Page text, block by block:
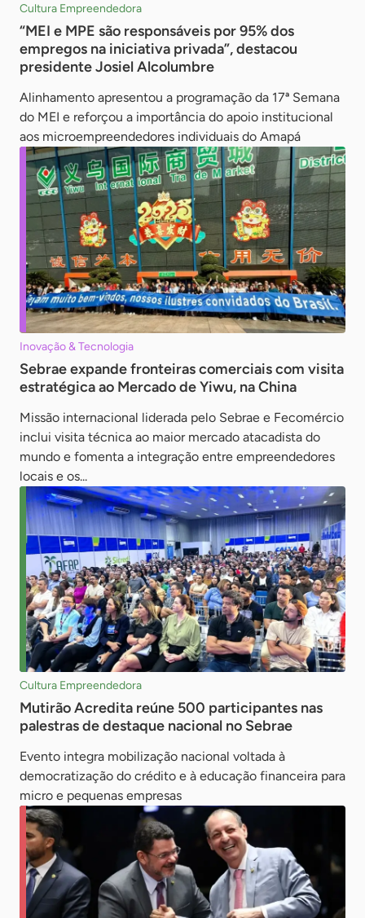
Cultura Empreendedora
“MEI e MPE são responsáveis por 95% dos
empregos na iniciativa privada”, destacou
presidente Josiel Alcolumbre
Alinhamento apresentou a programação da 17ª Semana
do MEI e reforçou a importância do apoio institucional
aos microempreendedores individuais do Amapá
Inovação & Tecnologia
Sebrae expande fronteiras comerciais com visita
estratégica ao Mercado de Yiwu, na China
Missão internacional liderada pelo Sebrae e Fecomércio
inclui visita técnica ao maior mercado atacadista do
mundo e fomenta a integração entre empreendedores
locais e os...
Cultura Empreendedora
Mutirão Acredita reúne 500 participantes nas
palestras de destaque nacional no Sebrae
Evento integra mobilização nacional voltada à
democratização do crédito e à educação financeira para
micro e pequenas empresas